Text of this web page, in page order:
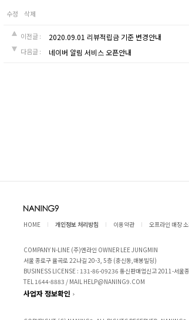
수정 삭제
이전글 : 2020.09.01 리뷰적립금 기준 변경안내
다음글 : 네이버 알림 서비스 오픈안내
HOME 개인정보 처리방침 이용약관 오프라인 매장
COMPANY N-LINE (주)엔라인 OWNER LEE JUNGMIN
서울 종로구 율곡로 22나길 20-3, 5층 (충신동,매봉빌딩)
BUSINESS LICENSE : 131-86-09236 통신판매업신고 2011-서울
TEL 1644-8883 / MAIL HELP@NANING9.COM
사업자 정보확인